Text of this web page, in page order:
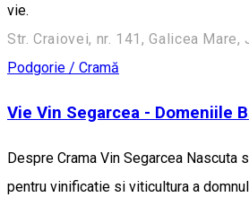
vie.
Str. Craiovei, nr. 141, Galicea Mare,
Podgorie / Cramă
Vie Vin Segarcea - Domeniile
Despre Crama Vin Segarcea Nascuta
pentru vinificatie si viticultura a